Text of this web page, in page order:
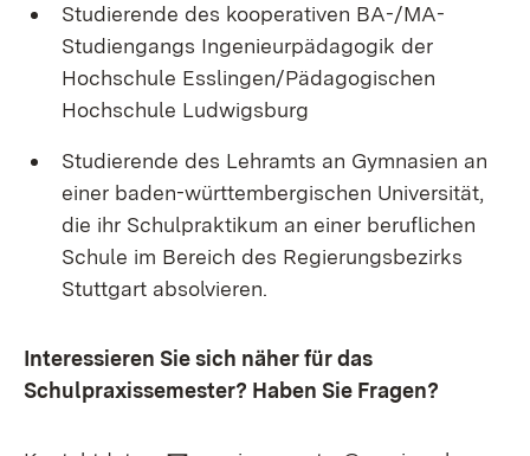
Studierende des kooperativen BA-/MA-
Studiengangs Ingenieurpädagogik der
Hochschule Esslingen/Pädagogischen
Hochschule Ludwigsburg
Studierende des Lehramts an Gymnasien an
einer baden-württembergischen Universität,
die ihr Schulpraktikum an einer beruflichen
Schule im Bereich des Regierungsbezirks
Stuttgart absolvieren.
Interessieren Sie sich näher für das
Schulpraxissemester? Haben Sie Fragen?